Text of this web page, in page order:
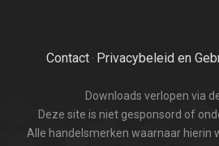
Contact· Privacybeleid en
Downloads verlopen via
Deze site is niet gesponsord of
Alle handelsmerken waarnaar hierin